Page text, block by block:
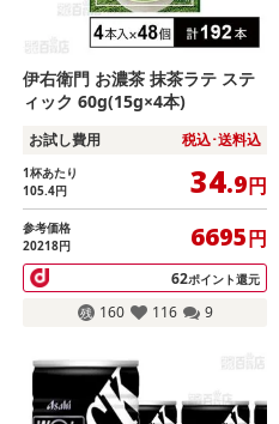
伊右衛門 お濃茶 抹茶ラテ ステ
ィック 60g(15g×4本)
お試し費用 税込･送料込
1杯あたり
105.4円 34.9円
参考価格
20218円
6695円
62ポイント還元
160 116 9